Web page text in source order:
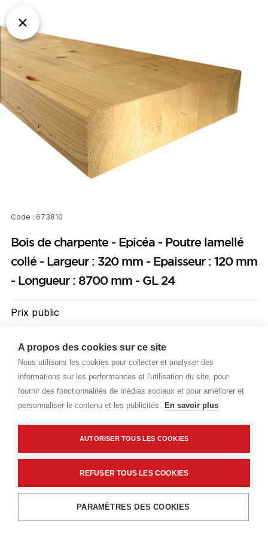
A propos des cookies sur ce site
Nous utilisons les cookies pour collecter et analyser des
informations sur les performances et l'utilisation du site, pour
fournir des fonctionnalités de médias sociaux et pour améliorer et
personnaliser le contenu et les publicités. En savoir plus
AUTORISER TOUS LES COOKIES
REFUSER TOUS LES COOKIES
PARAMÈTRES DES COOKIES
Code : 673810
Bois de charpente - Epicéa - Poutre lamellé
collé - Largeur : 320 mm - Epaisseur : 120 mm
- Longueur : 8700 mm - GL 24
Prix public
81,17 €TTC/ML
Livraisons & enlèvement
Livraison standard Sur commande
Description détaillée
Ajouter au panier